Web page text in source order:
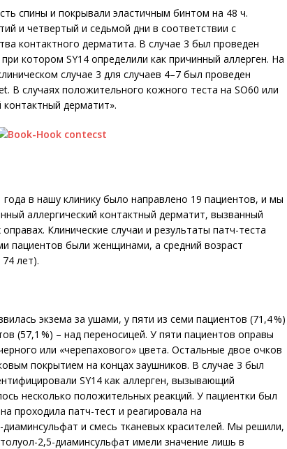
спины и покрывали эластичным бинтом на 48 ч.
и четвертый и седьмой дни в соответствии с
контактного дерматита. В случае 3 был проведен
котором SY14 определили как причинный аллерген. На
случае 3 для случаев 4–7 был проведен
В случаях положительного кожного теста на SO60 или
контактный дерматит».
в нашу клинику было направлено 19 пациентов, и мы
аллергический контактный дерматит, вызванный
Клинические случаи и результаты патч-теста
пациентов были женщинами, а средний возраст
лет).
экзема за ушами, у пяти из семи пациентов (71,4 %)
(57,1 %) – над переносицей. У пяти пациентов оправы
или «черепахового» цвета. Остальные двое очков
покрытием на концах заушников. В случае 3 был
SY14 как аллерген, вызывающий
несколько положительных реакций. У пациентки был
проходила патч-тест и реагировала на
и смесь тканевых красителей. Мы решили,
2,5-диаминсульфат имели значение лишь в